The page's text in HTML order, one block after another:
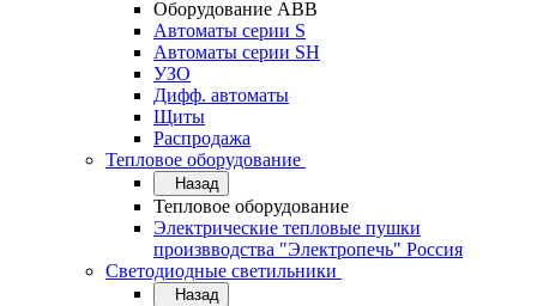
Оборудование АВВ
Автоматы серии S
Автоматы серии SH
УЗО
Дифф. автоматы
Щиты
Распродажа
Тепловое оборудование
Назад
Тепловое оборудование
Электрические тепловые пушки
произвводства "Электропечь" Россия
Светодиодные светильники
Назад